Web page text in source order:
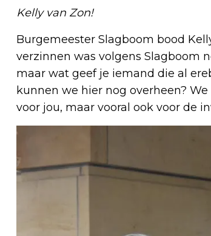
Kelly van Zon!
Burgemeester Slagboom bood
verzinnen was volgens Slagboom
maar wat geef je iemand die al
kunnen we hier nog overheen?
voor jou, maar vooral ook voor de